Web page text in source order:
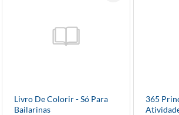
Livro De Colorir - Só Para
Bailarinas
365